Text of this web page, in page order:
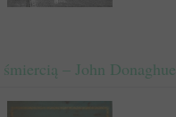
śmiercią – John Donaghue